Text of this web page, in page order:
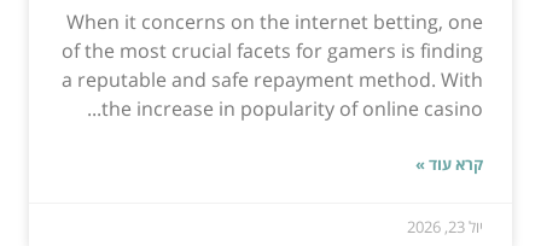
When it concerns on the internet betting, one
of the most crucial facets for gamers is finding
a reputable and safe repayment method. With
the increase in popularity of online casino...
קרא עוד »
יול 23, 2026